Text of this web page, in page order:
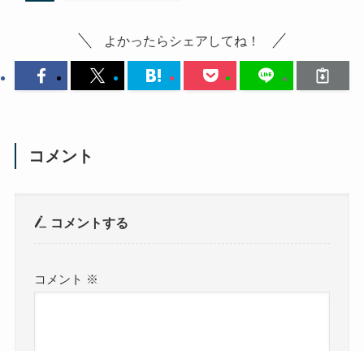
よかったらシェアしてね！
コメント
コメントする
コメント ※